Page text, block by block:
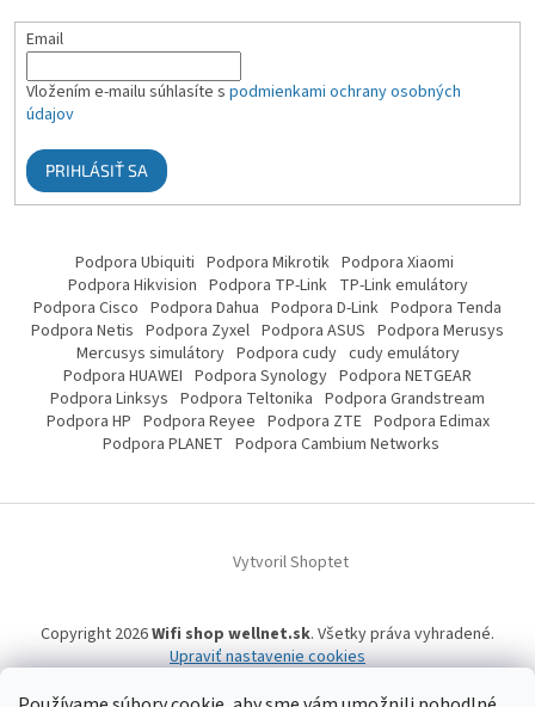
Email
Vložením e-mailu súhlasíte s podmienkami ochrany osobných
údajov
PRIHLÁSIŤ SA
Podpora Ubiquiti Podpora Mikrotik Podpora Xiaomi
Podpora Hikvision Podpora TP-Link TP-Link emulátory
Podpora Cisco Podpora Dahua Podpora D-Link Podpora Tenda
Podpora Netis Podpora Zyxel Podpora ASUS Podpora Merusys
Mercusys simulátory Podpora cudy cudy emulátory
Podpora HUAWEI Podpora Synology Podpora NETGEAR
Podpora Linksys Podpora Teltonika Podpora Grandstream
Podpora HP Podpora Reyee Podpora ZTE Podpora Edimax
Podpora PLANET Podpora Cambium Networks
Vytvoril Shoptet
Copyright 2026Wifi shop wellnet.sk. Všetky práva vyhradené.
Upraviť nastavenie cookies